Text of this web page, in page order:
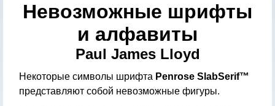
Невозможные шрифты
и алфавиты
Paul James Lloyd
Некоторые символы шрифта Penrose SlabSerif™
представляют собой невозможные фигуры.